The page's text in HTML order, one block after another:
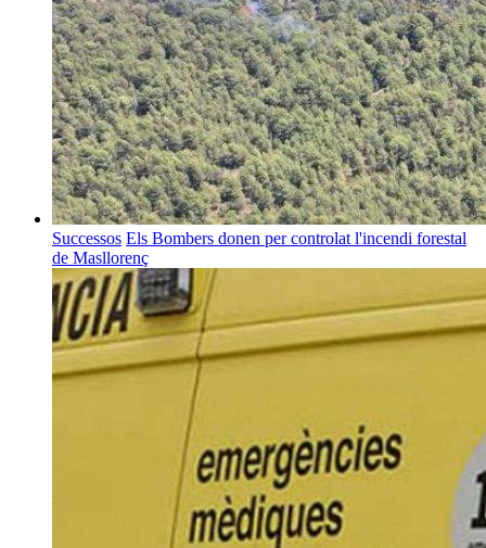
Successos Els Bombers donen per controlat l'incendi forestal
de Masllorenç